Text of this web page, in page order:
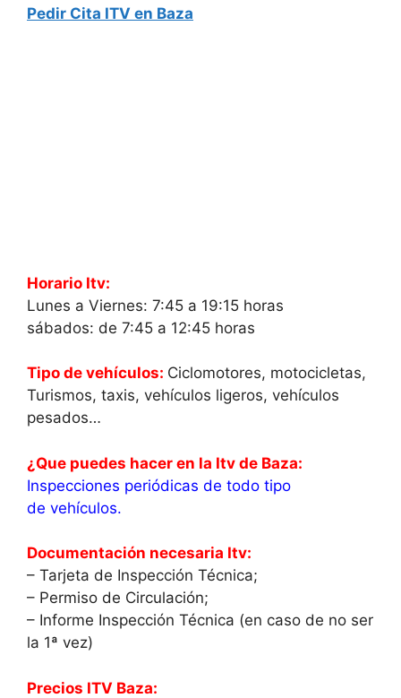
Pedir Cita ITV en Baza
Horario Itv:
Lunes a Viernes: 7:45 a 19:15 horas
sábados: de 7:45 a 12:45 horas
Tipo de vehículos: Ciclomotores, motocicletas,
Turismos, taxis, vehículos ligeros, vehículos
pesados…
¿Que puedes hacer en la Itv de Baza:
Inspecciones periódicas de todo tipo
de vehículos.
Documentación necesaria Itv:
– Tarjeta de Inspección Técnica;
– Permiso de Circulación;
– Informe Inspección Técnica (en caso de no ser
la 1ª vez)
Precios ITV Baza: